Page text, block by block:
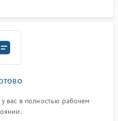
вас в полностью рабочем